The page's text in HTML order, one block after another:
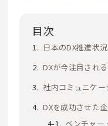
目次
日本のDX推進状況
DXが今注目され
社内コミュニケ
DXを成功させた
ベンチャー